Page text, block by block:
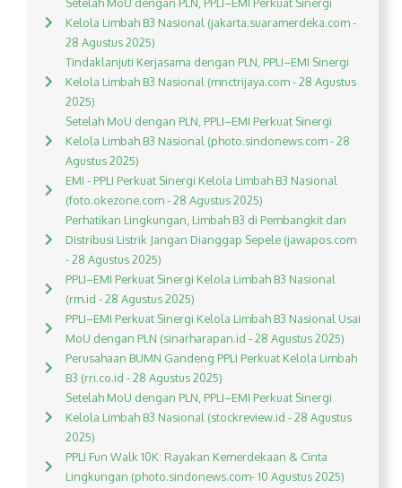
Setelah MoU dengan PLN, PPLI–EMI Perkuat Sinergi
Kelola Limbah B3 Nasional (jakarta.suaramerdeka.com -
28 Agustus 2025)
Tindaklanjuti Kerjasama dengan PLN, PPLI–EMI Sinergi
Kelola Limbah B3 Nasional (mnctrijaya.com - 28 Agustus
2025)
Setelah MoU dengan PLN, PPLI–EMI Perkuat Sinergi
Kelola Limbah B3 Nasional (photo.sindonews.com - 28
Agustus 2025)
EMI - PPLI Perkuat Sinergi Kelola Limbah B3 Nasional
(foto.okezone.com - 28 Agustus 2025)
Perhatikan Lingkungan, Limbah B3 di Pembangkit dan
Distribusi Listrik Jangan Dianggap Sepele (jawapos.com
- 28 Agustus 2025)
PPLI–EMI Perkuat Sinergi Kelola Limbah B3 Nasional
(rm.id - 28 Agustus 2025)
PPLI–EMI Perkuat Sinergi Kelola Limbah B3 Nasional Usai
MoU dengan PLN (sinarharapan.id - 28 Agustus 2025)
Perusahaan BUMN Gandeng PPLI Perkuat Kelola Limbah
B3 (rri.co.id - 28 Agustus 2025)
Setelah MoU dengan PLN, PPLI–EMI Perkuat Sinergi
Kelola Limbah B3 Nasional (stockreview.id - 28 Agustus
2025)
PPLI Fun Walk 10K: Rayakan Kemerdekaan & Cinta
Lingkungan (photo.sindonews.com- 10 Agustus 2025)